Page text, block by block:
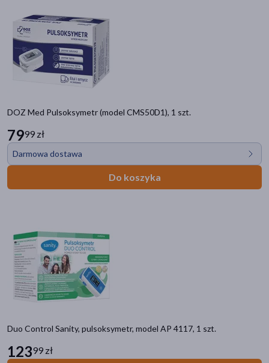
DOZ Med Pulsoksymetr (model CMS50D1), 1 szt.
7999 zł
Darmowa dostawa
Do koszyka
Duo Control Sanity, pulsoksymetr, model AP 4117, 1 szt.
12399 zł